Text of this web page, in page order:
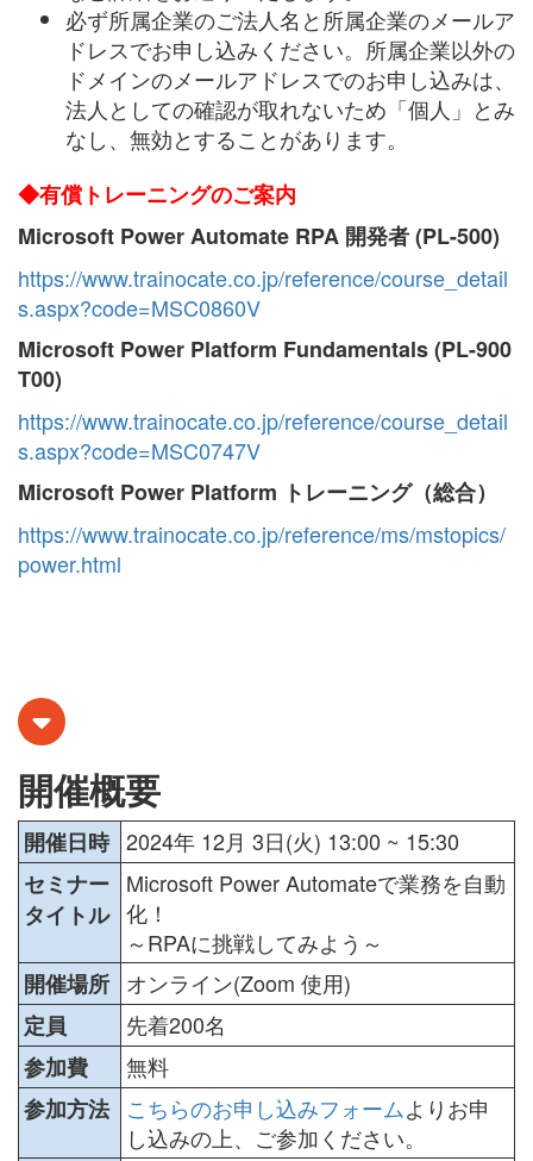
必ず所属企業のご法人名と所属企業のメールア
ドレスでお申し込みください。所属企業以外の
ドメインのメールアドレスでのお申し込みは、
法人としての確認が取れないため「個人」とみ
なし、無効とすることがあります。
◆有償トレーニングのご案内
Microsoft Power Automate RPA 開発者 (PL-500)
https://www.trainocate.co.jp/reference/course_detail
s.aspx?code=MSC0860V
Microsoft Power Platform Fundamentals (PL-900
T00)
https://www.trainocate.co.jp/reference/course_detail
s.aspx?code=MSC0747V
Microsoft Power Platform トレーニング（総合）
https://www.trainocate.co.jp/reference/ms/mstopics/
power.html
開催概要
開催日時 2024年 12月 3日(火) 13:00 ~ 15:30
セミナー
タイトル
Microsoft Power Automateで業務を自動
化！
～RPAに挑戦してみよう～
開催場所 オンライン(Zoom 使用)
定員
先着200名
参加費
無料
参加方法
こちらのお申し込みフォームよりお申
し込みの上、ご参加ください。